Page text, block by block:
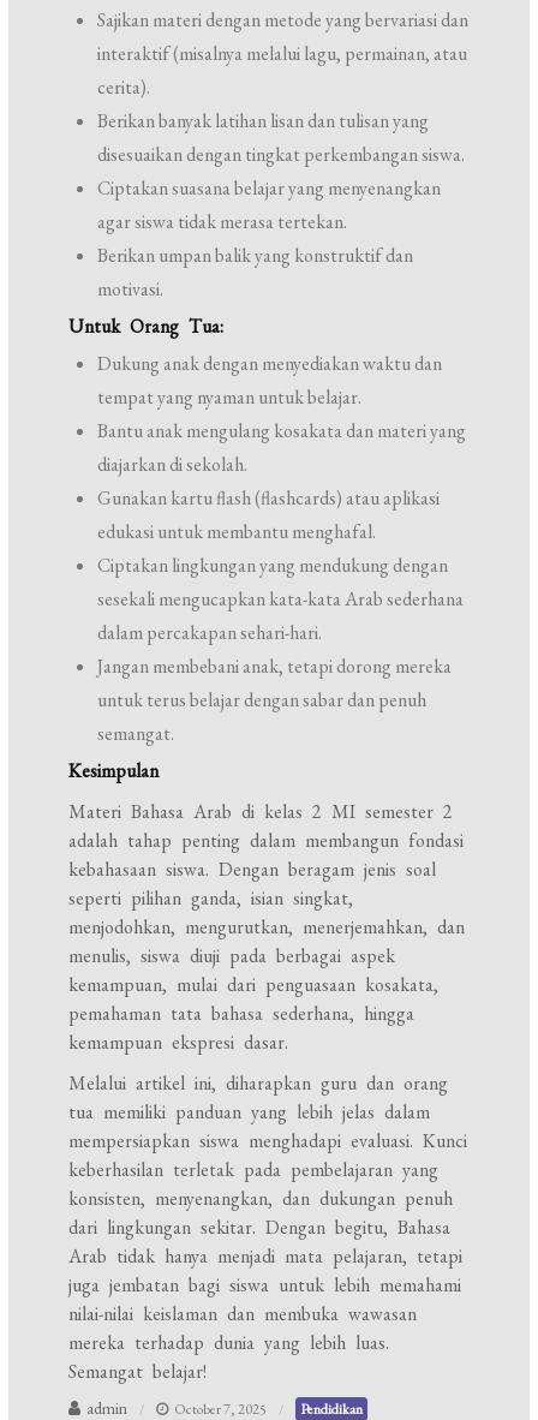
Sajikan materi dengan metode yang bervariasi dan
interaktif (misalnya melalui lagu, permainan, atau
cerita).
Berikan banyak latihan lisan dan tulisan yang
disesuaikan dengan tingkat perkembangan siswa.
Ciptakan suasana belajar yang menyenangkan
agar siswa tidak merasa tertekan.
Berikan umpan balik yang konstruktif dan
motivasi.
Untuk Orang Tua:
Dukung anak dengan menyediakan waktu dan
tempat yang nyaman untuk belajar.
Bantu anak mengulang kosakata dan materi yang
diajarkan di sekolah.
Gunakan kartu flash (flashcards) atau aplikasi
edukasi untuk membantu menghafal.
Ciptakan lingkungan yang mendukung dengan
sesekali mengucapkan kata-kata Arab sederhana
dalam percakapan sehari-hari.
Jangan membebani anak, tetapi dorong mereka
untuk terus belajar dengan sabar dan penuh
semangat.
Kesimpulan
Materi Bahasa Arab di kelas 2 MI semester 2
adalah tahap penting dalam membangun fondasi
kebahasaan siswa. Dengan beragam jenis soal
seperti pilihan ganda, isian singkat,
menjodohkan, mengurutkan, menerjemahkan, dan
menulis, siswa diuji pada berbagai aspek
kemampuan, mulai dari penguasaan kosakata,
pemahaman tata bahasa sederhana, hingga
kemampuan ekspresi dasar.
Melalui artikel ini, diharapkan guru dan orang
tua memiliki panduan yang lebih jelas dalam
mempersiapkan siswa menghadapi evaluasi. Kunci
keberhasilan terletak pada pembelajaran yang
konsisten, menyenangkan, dan dukungan penuh
dari lingkungan sekitar. Dengan begitu, Bahasa
Arab tidak hanya menjadi mata pelajaran, tetapi
juga jembatan bagi siswa untuk lebih memahami
nilai-nilai keislaman dan membuka wawasan
mereka terhadap dunia yang lebih luas.
Semangat belajar!
admin October 7, 2025 Pendidikan